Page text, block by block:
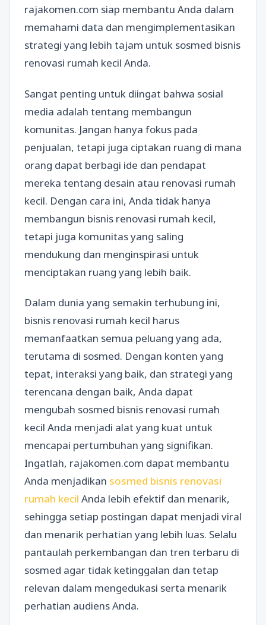
rajakomen.com siap membantu Anda dalam
memahami data dan mengimplementasikan
strategi yang lebih tajam untuk sosmed bisnis
renovasi rumah kecil Anda.
Sangat penting untuk diingat bahwa sosial
media adalah tentang membangun
komunitas. Jangan hanya fokus pada
penjualan, tetapi juga ciptakan ruang di mana
orang dapat berbagi ide dan pendapat
mereka tentang desain atau renovasi rumah
kecil. Dengan cara ini, Anda tidak hanya
membangun bisnis renovasi rumah kecil,
tetapi juga komunitas yang saling
mendukung dan menginspirasi untuk
menciptakan ruang yang lebih baik.
Dalam dunia yang semakin terhubung ini,
bisnis renovasi rumah kecil harus
memanfaatkan semua peluang yang ada,
terutama di sosmed. Dengan konten yang
tepat, interaksi yang baik, dan strategi yang
terencana dengan baik, Anda dapat
mengubah sosmed bisnis renovasi rumah
kecil Anda menjadi alat yang kuat untuk
mencapai pertumbuhan yang signifikan.
Ingatlah, rajakomen.com dapat membantu
Anda menjadikan sosmed bisnis renovasi
rumah kecil Anda lebih efektif dan menarik,
sehingga setiap postingan dapat menjadi viral
dan menarik perhatian yang lebih luas. Selalu
pantaulah perkembangan dan tren terbaru di
sosmed agar tidak ketinggalan dan tetap
relevan dalam mengedukasi serta menarik
perhatian audiens Anda.